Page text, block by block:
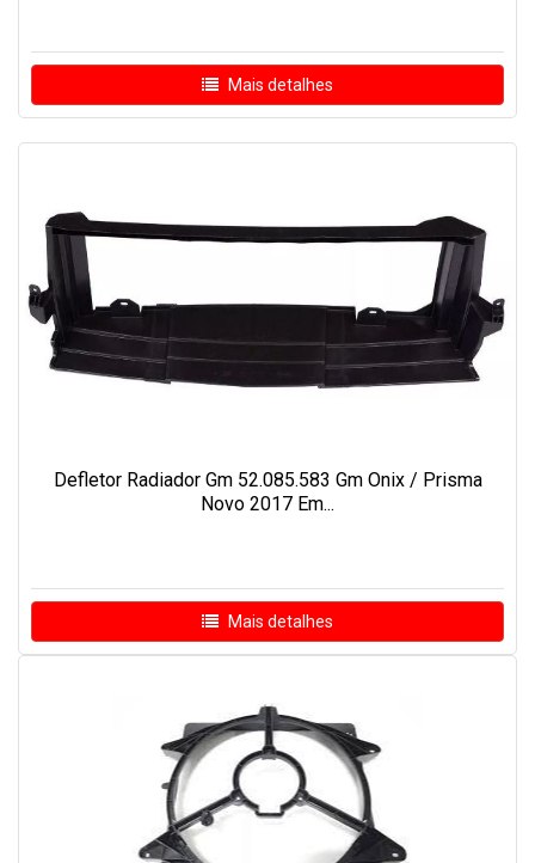
Mais detalhes
Defletor Radiador Gm 52.085.583 Gm Onix / Prisma
Novo 2017 Em...
Mais detalhes